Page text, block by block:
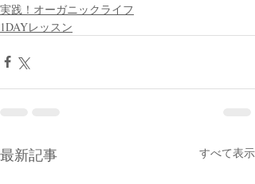
実践！オーガニックライフ
1DAYレッスン
最新記事 すべて表示